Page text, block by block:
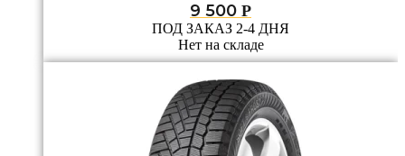
9 500 Р
ПОД ЗАКАЗ 2-4 ДНЯ
Нет на складе